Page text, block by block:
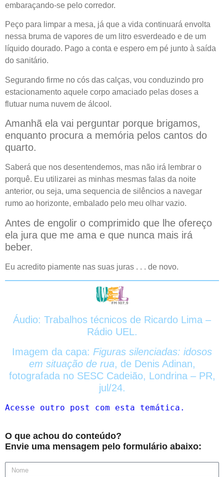
embaraçando-se pelo corredor.
Peço para limpar a mesa, já que a vida continuará envolta
nessa bruma de vapores de um litro esverdeado e de um
líquido dourado. Pago a conta e espero em pé junto à saída
do sanitário.
Segurando firme no cós das calças, vou conduzindo pro
estacionamento aquele corpo amaciado pelas doses a
flutuar numa nuvem de álcool.
Amanhã ela vai perguntar porque brigamos,
enquanto procura a memória pelos cantos do
quarto.
Saberá que nos desentendemos, mas não irá lembrar o
porquê. Eu utilizarei as minhas mesmas falas da noite
anterior, ou seja, uma sequencia de silêncios a navegar
rumo ao horizonte, embalado pelo meu olhar vazio.
Antes de engolir o comprimido que lhe ofereço
ela jura que me ama e que nunca mais irá
beber.
Eu acredito piamente nas suas juras . . . de novo.
Áudio: Trabalhos técnicos de Ricardo Lima –
Rádio UEL.
Imagem da capa: Figuras silenciadas: idosos
em situação de rua, de Denis Adinan,
fotografada no SESC Cadeião, Londrina – PR,
jul/24.
Acesse outro post com esta temática.
O que achou do conteúdo?
Envie uma mensagem pelo formulário abaixo: